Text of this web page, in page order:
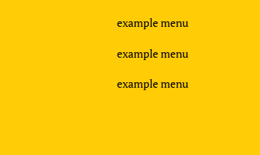
example menu
example menu
example menu